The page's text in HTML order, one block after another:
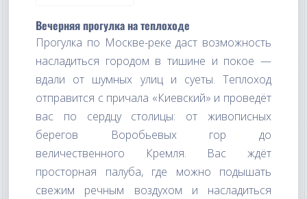
Вечерняя прогулка на теплоходе
Прогулка по Москве-реке даст возможность
насладиться городом в тишине и покое —
вдали от шумных улиц и суеты. Теплоход
отправится с причала «Киевский» и проведёт
вас по сердцу столицы: от живописных
берегов Воробьевых гор до
величественного Кремля. Вас ждёт
просторная палуба, где можно подышать
свежим речным воздухом и насладиться